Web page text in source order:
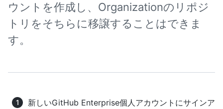
ウントを作成し、Organizationのリポジ
トリをそちらに移譲することはできま
す。
新しいGitHub Enterprise個人アカウントにサインア